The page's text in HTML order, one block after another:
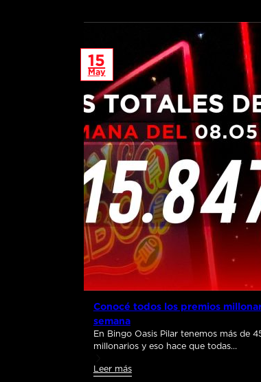
15
May
Conocé todos los premios
semana
En Bingo Oasis Pilar tenemos más de
millonarios y eso hace que todas…
Leer más